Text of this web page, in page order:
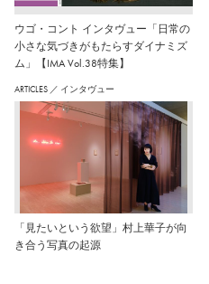
ウゴ・コント インタヴュー「日常の
小さな気づきがもたらすダイナミズ
ム」【IMA Vol.38特集】
ARTICLES ／ インタヴュー
「見たいという欲望」村上華子が向
き合う写真の起源